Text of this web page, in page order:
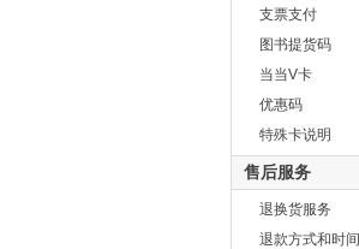
支票支付
图书提货码
当当V卡
优惠码
特殊卡说明
售后服务
退换货服务
退款方式和时间